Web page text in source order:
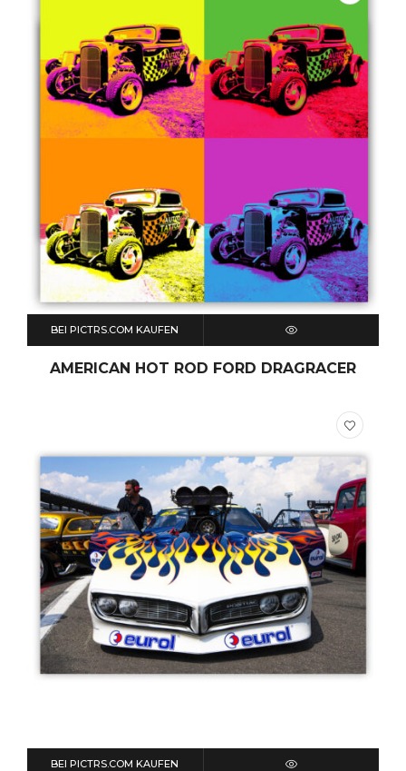
BEI PICTRS.COM KAUFEN
QUICK VIEW
AMERICAN HOT ROD FORD DRAGRACER
BEI PICTRS.COM KAUFEN